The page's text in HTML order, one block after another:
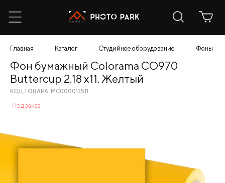
Главная Каталог Студийное оборудование Фоны
Фон бумажный Colorama CO970
Buttercup 2.18 x11. Желтый
КОД ТОВАРА: МС000013511
Под заказ